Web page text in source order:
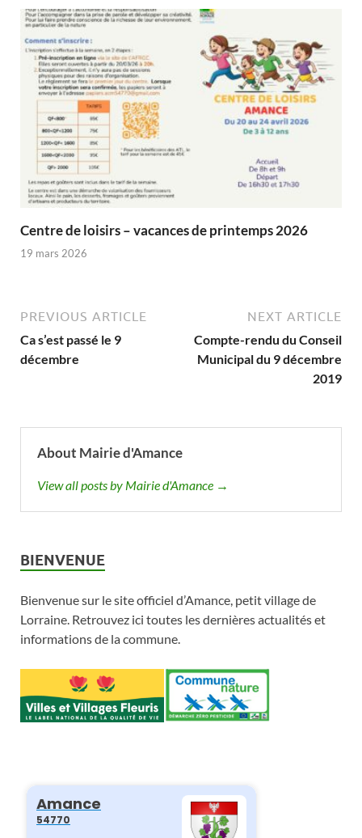
Centre de loisirs – vacances de printemps 2026
19 mars 2026
PREVIOUS ARTICLE
Ca s’est passé le 9
décembre
NEXT ARTICLE
Compte-rendu du Conseil
Municipal du 9 décembre
2019
About Mairie d'Amance
View all posts by Mairie d'Amance →
BIENVENUE
Bienvenue sur le site officiel d’Amance, petit village de
Lorraine. Retrouvez ici toutes les dernières actualités et
informations de la commune.